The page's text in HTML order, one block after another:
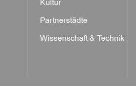
Kultur
Partnerstädte
Wissenschaft & Technik